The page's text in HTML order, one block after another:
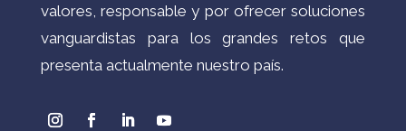
valores, responsable y por ofrecer soluciones
vanguardistas para los grandes retos que
presenta actualmente nuestro país.